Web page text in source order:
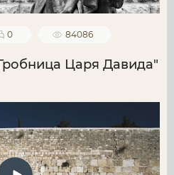
0 84086
Царя Давида"